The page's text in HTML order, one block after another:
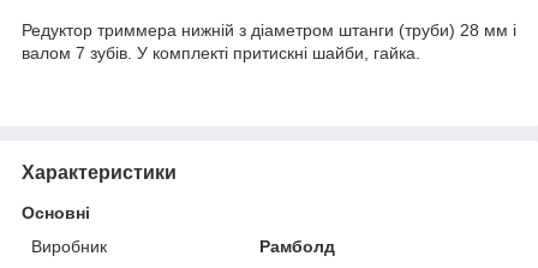
Редуктор триммера нижній з діаметром штанги (труби) 28 мм і
валом 7 зубів. У комплекті притискні шайби, гайка.
Характеристики
Основні
Виробник
Рамболд